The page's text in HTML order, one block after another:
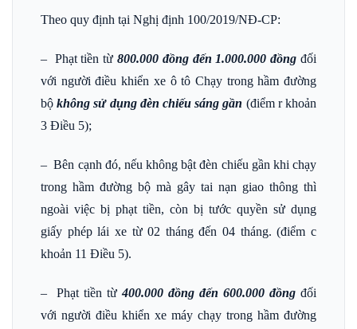
Theo quy định tại Nghị định 100/2019/NĐ-CP:
– Phạt tiền từ 800.000 đồng đến 1.000.000 đồng đối
với người điều khiển xe ô tô Chạy trong hầm đường
bộkhông sử dụng đèn chiếu sáng gần (điểm r khoản
3 Điều 5);
– Bên cạnh đó, nếu không bật đèn chiếu gần khi chạy
trong hầm đường bộ mà gây tai nạn giao thông thì
ngoài việc bị phạt tiền, còn bị tước quyền sử dụng
giấy phép lái xe từ 02 tháng đến 04 tháng. (điểm c
khoản 11 Điều 5).
– Phạt tiền từ 400.000 đồng đến 600.000 đồng đối
với người điều khiển xe máy chạy trong hầm đường